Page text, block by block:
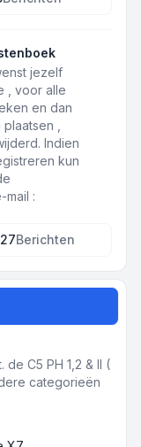
jezelf
, voor alle
en dan
,
Indien
kun
:
Berichten
C5 PH 1,2 & II (
categorieën